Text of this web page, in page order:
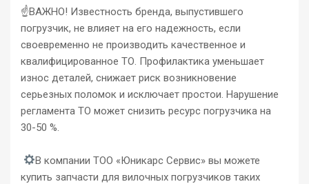
☝️ВАЖНО! Известность бренда, выпустившего
погрузчик, не влияет на его надежность, если
своевременно не производить качественное и
квалифицированное ТО. Профилактика уменьшает
износ деталей, снижает риск возникновение
серьезных поломок и исключает простои. Нарушение
регламента ТО может снизить ресурс погрузчика на
30-50 %.
В компании ТОО «Юникарс Сервис» вы можете
купить запчасти для вилочных погрузчиков таких